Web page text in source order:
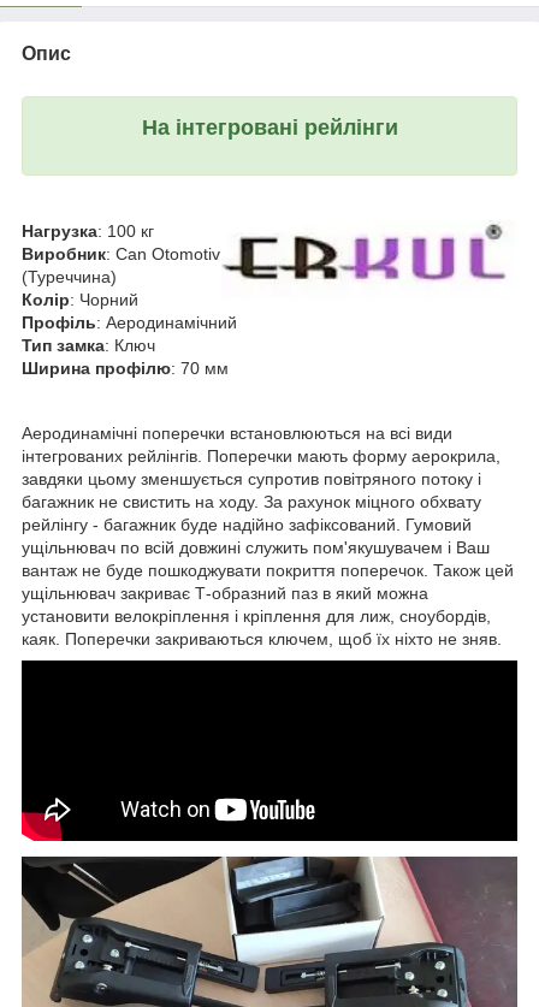
Опис
На інтегровані рейлінги
Нагрузка: 100 кг
Виробник: Can Otomotiv
(Туреччина)
Колір: Чорний
Профіль: Аеродинамічний
Тип замка: Ключ
Ширина профілю: 70 мм
Аеродинамічні поперечки встановлюються на всі види
інтегрованих рейлінгів. Поперечки мають форму аерокрила,
завдяки цьому зменшується супротив повітряного потоку і
багажник не свистить на ходу. За рахунок міцного обхвату
рейлінгу - багажник буде надійно зафіксований. Гумовий
ущільнювач по всій довжині служить пом'якушувачем і Ваш
вантаж не буде пошкоджувати покриття поперечок. Також цей
ущільнювач закриває Т-образний паз в який можна
установити велокріплення і кріплення для лиж, сноубордів,
каяк. Поперечки закриваються ключем, щоб їх ніхто не зняв.